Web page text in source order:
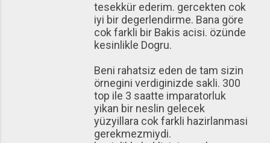
tesekkür ederim. gercekten cok
iyi bir degerlendirme. Bana göre
cok farkli bir Bakis acisi. özünde
kesinlikle Dogru.
Beni rahatsiz eden de tam sizin
örnegini verdiginizde sakli. 300
top ile 3 saatte imparatorluk
yikan bir neslin gelecek
yüzyillara cok farkli hazirlanmasi
gerekmezmiydi.